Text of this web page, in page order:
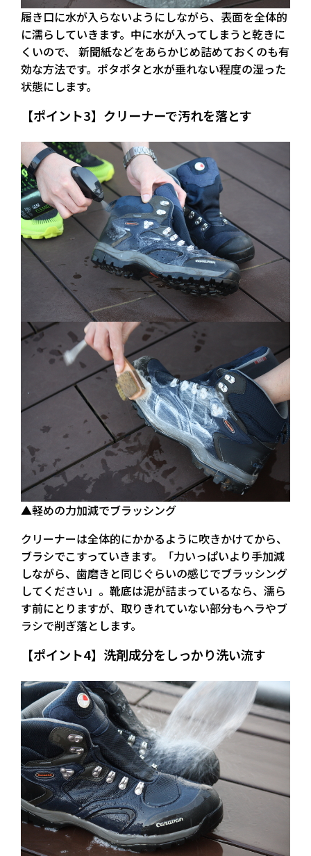
履き口に水が入らないようにしながら、表面を全体的
に濡らしていきます。中に水が入ってしまうと乾きに
くいので、 新聞紙などをあらかじめ詰めておくのも有
効な方法です。ポタポタと水が垂れない程度の湿った
状態にします。
【ポイント3】クリーナーで汚れを落とす
▲軽めの力加減でブラッシング
クリーナーは全体的にかかるように吹きかけてから、
ブラシでこすっていきます。「力いっぱいより手加減
しながら、歯磨きと同じぐらいの感じでブラッシング
してください」。靴底は泥が詰まっているなら、濡ら
す前にとりますが、取りきれていない部分もヘラやブ
ラシで削ぎ落とします。
【ポイント4】洗剤成分をしっかり洗い流す